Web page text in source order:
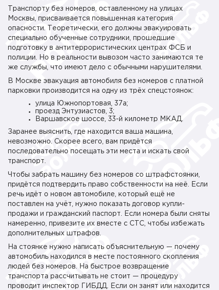
Транспорту без номеров, оставленному на улицах
Москвы, присваивается повышенная категория
опасности. Теоретически, его должны эвакуировать
специально обученные сотрудники, прошедшие
подготовку в антитеррористических центрах ФСБ и
полиции. Но в реальности вывозом часто занимаются те
же службы, что имеют дело с обычными нарушителями.
В Москве эвакуация автомобиля без номеров с платной
парковки производится на одну из трёх спецстоянок:
улица Южнопортовая, 37а;
проезд Энтузиастов, 3;
Варшавское шоссе, 33-й километр МКАД.
Заранее выяснить, где находится ваша машина,
невозможно. Скорее всего, вам придётся
последовательно посещать эти места и искать свой
транспорт.
Чтобы забрать машину без номеров со штрафстоянки,
придётся подтвердить право собственности на неё. Если
речь идёт о новом автомобиле, который ещё не
поставлен на учёт, нужно показать договор купли-
продажи и гражданский паспорт. Если номера были сняты
намеренно, привезите их вместе с СТС, чтобы избежать
дополнительных штрафов.
На стоянке нужно написать объяснительную — почему
автомобиль находился в месте постоянного скопления
людей без номеров. На быстрое возвращение
транспорта рассчитывать не стоит — процедуру
проводит инспектор ГИБДД. Если он занят или находится